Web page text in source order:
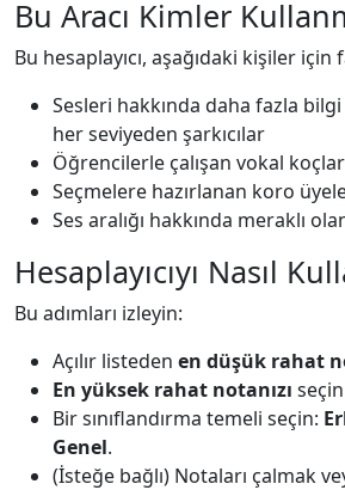
Bu Aracı Kimler
Bu hesaplayıcı, aşağıdaki kişiler için
Sesleri hakkında daha fazla
her seviyeden şarkıcılar
Öğrencilerle çalışan vokal
Seçmelere hazırlanan koro
Ses aralığı hakkında meraklı
Hesaplayıcıyı Nasıl
Bu adımları izleyin:
Açılır listeden en düşük rahat
En yüksek rahat notanızı
Bir sınıflandırma temeli seçin:
Genel.
(İsteğe bağlı) Notaları çalmak